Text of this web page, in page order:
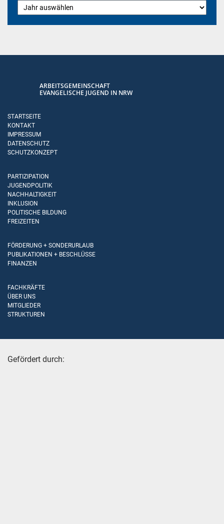
ARBEITSGEMEINSCHAFT
EVANGELISCHE JUGEND IN NRW
STARTSEITE
KONTAKT
IMPRESSUM
DATENSCHUTZ
SCHUTZKONZEPT
PARTIZIPATION
JUGENDPOLITIK
NACHHALTIGKEIT
INKLUSION
POLITISCHE BILDUNG
FREIZEITEN
FÖRDERUNG + SONDERURLAUB
PUBLIKATIONEN + BESCHLÜSSE
FINANZEN
FACHKRÄFTE
ÜBER UNS
MITGLIEDER
STRUKTUREN
Gefördert durch: